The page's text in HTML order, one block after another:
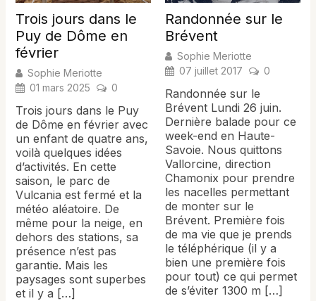
Trois jours dans le
Puy de Dôme en
février
Sophie Meriotte
01 mars 2025
0
Trois jours dans le Puy
de Dôme en février avec
un enfant de quatre ans,
voilà quelques idées
d’activités. En cette
saison, le parc de
Vulcania est fermé et la
météo aléatoire. De
même pour la neige, en
dehors des stations, sa
présence n’est pas
garantie. Mais les
paysages sont superbes
et il y a […]
Randonnée sur le
Brévent
Sophie Meriotte
07 juillet 2017
0
Randonnée sur le
Brévent Lundi 26 juin.
Dernière balade pour ce
week-end en Haute-
Savoie. Nous quittons
Vallorcine, direction
Chamonix pour prendre
les nacelles permettant
de monter sur le
Brévent. Première fois
de ma vie que je prends
le téléphérique (il y a
bien une première fois
pour tout) ce qui permet
de s’éviter 1300 m […]